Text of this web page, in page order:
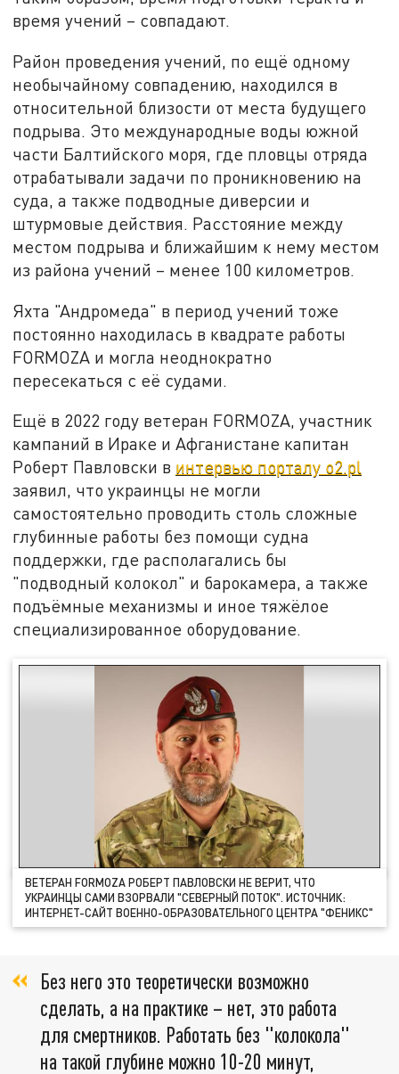
время учений – совпадают.
Район проведения учений, по ещё одному
необычайному совпадению, находился в
относительной близости от места будущего
подрыва. Это международные воды южной
части Балтийского моря, где пловцы отряда
отрабатывали задачи по проникновению на
суда, а также подводные диверсии и
штурмовые действия. Расстояние между
местом подрыва и ближайшим к нему местом
из района учений – менее 100 километров.
Яхта "Андромеда" в период учений тоже
постоянно находилась в квадрате работы
FORMOZA и могла неоднократно
пересекаться с её судами.
Ещё в 2022 году ветеран FORMOZA, участник
кампаний в Ираке и Афганистане капитан
Роберт Павловски в интервью порталу o2.pl
заявил, что украинцы не могли
самостоятельно проводить столь сложные
глубинные работы без помощи судна
поддержки, где располагались бы
"подводный колокол" и барокамера, а также
подъёмные механизмы и иное тяжёлое
специализированное оборудование.
ВЕТЕРАН FORMOZA РОБЕРТ ПАВЛОВСКИ НЕ ВЕРИТ, ЧТО
УКРАИНЦЫ САМИ ВЗОРВАЛИ "СЕВЕРНЫЙ ПОТОК". ИСТОЧНИК:
ИНТЕРНЕТ-САЙТ ВОЕННО-ОБРАЗОВАТЕЛЬНОГО ЦЕНТРА "ФЕНИКС"
Без него это теоретически возможно
сделать, а на практике – нет, это работа
для смертников. Работать без "колокола"
на такой глубине можно 10-20 минут,